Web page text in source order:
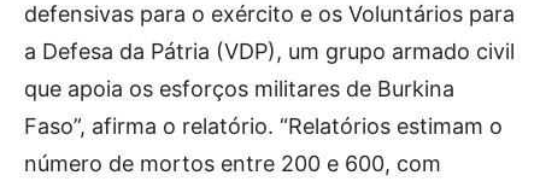
defensivas para o exército e os Voluntários para
a Defesa da Pátria (VDP), um grupo armado civil
que apoia os esforços militares de Burkina
Faso”, afirma o relatório. “Relatórios estimam o
número de mortos entre 200 e 600, com